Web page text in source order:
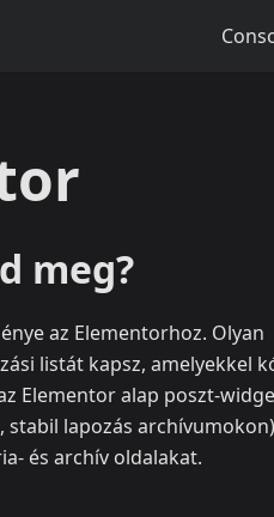
meg?
az Elementorhoz. Olyan
listát kapsz, amelyekkel
Elementor alap
lapozás
és archív oldalakat.